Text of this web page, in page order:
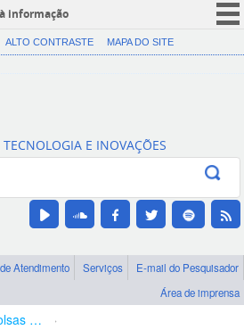
informação
CORONAVÍRUS (COVID-19)
Canais
ALTO CONTRASTE MAPA DO SITE
E INOVAÇÕES
Atendimento Serviços
E-mail do Pesquisador
Área de imprensa
Bolsas e Auxílios Vigentes